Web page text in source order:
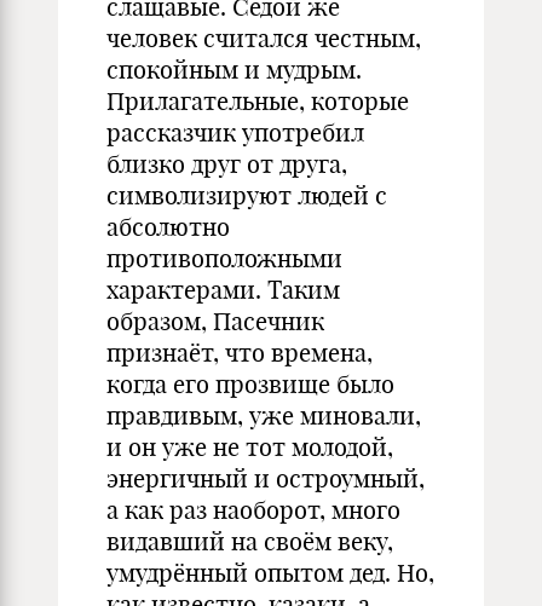
слащавые. Седой же
человек считался честным,
спокойным и мудрым.
Прилагательные, которые
рассказчик употребил
близко друг от друга,
символизируют людей с
абсолютно
противоположными
характерами. Таким
образом, Пасечник
признаёт, что времена,
когда его прозвище было
правдивым, уже миновали,
и он уже не тот молодой,
энергичный и остроумный,
а как раз наоборот, много
видавший на своём веку,
умудрённый опытом дед. Но,